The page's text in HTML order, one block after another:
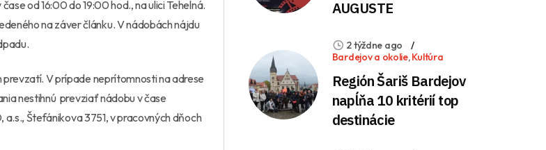
od 16:00 do 19:00 hod., na ulici Tehelná.
na záver článku. V nádobách nájdu
V prípade neprítomnosti na adrese
nestihnú prevziať nádobu v čase
Štefánikova 3751, v pracovných dňoch
AUGUSTE
2 týždne ago
Bardejov a okolie,Kultúra
Región Šariš Bardejov
napĺňa 10 kritérií top
destinácie